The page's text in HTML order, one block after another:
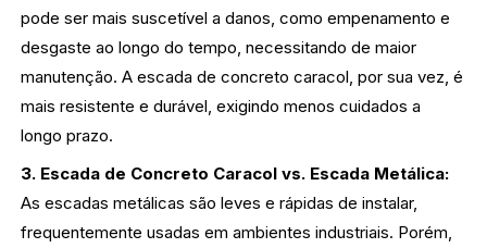
pode ser mais suscetível a danos, como empenamento e
desgaste ao longo do tempo, necessitando de maior
manutenção. A escada de concreto caracol, por sua vez, é
mais resistente e durável, exigindo menos cuidados a
longo prazo.
3. Escada de Concreto Caracol vs. Escada Metálica:
As escadas metálicas são leves e rápidas de instalar,
frequentemente usadas em ambientes industriais. Porém,